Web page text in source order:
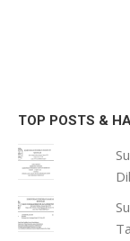
TOP POSTS &